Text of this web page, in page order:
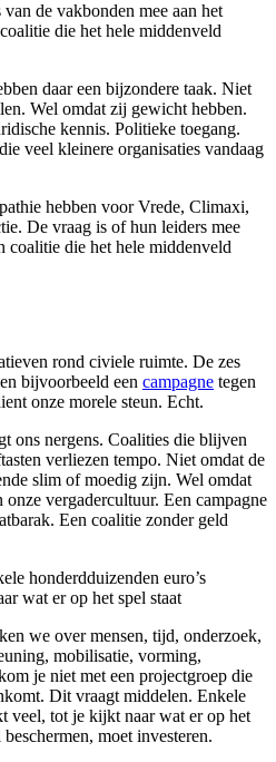
de vakbonden mee aan het
die het hele middenveld
daar een bijzondere taak. Niet
Wel omdat zij gewicht hebben.
kennis. Politieke toegang.
veel kleinere organisaties vandaag
hebben voor Vrede, Climaxi,
De vraag is of hun leiders mee
coalitie die het hele middenveld
rond civiele ruimte. De zes
bijvoorbeeld een campagne tegen
onze morele steun. Echt.
ons nergens. Coalities die blijven
verliezen tempo. Niet omdat de
slim of moedig zijn. Wel omdat
vergadercultuur. Een campagne
Een coalitie zonder geld
honderdduizenden euro’s
wat er op het spel staat
we over mensen, tijd, onderzoek,
mobilisatie, vorming,
je niet met een projectgroep die
Dit vraagt middelen. Enkele
veel, tot je kijkt naar wat er op het
moet investeren.